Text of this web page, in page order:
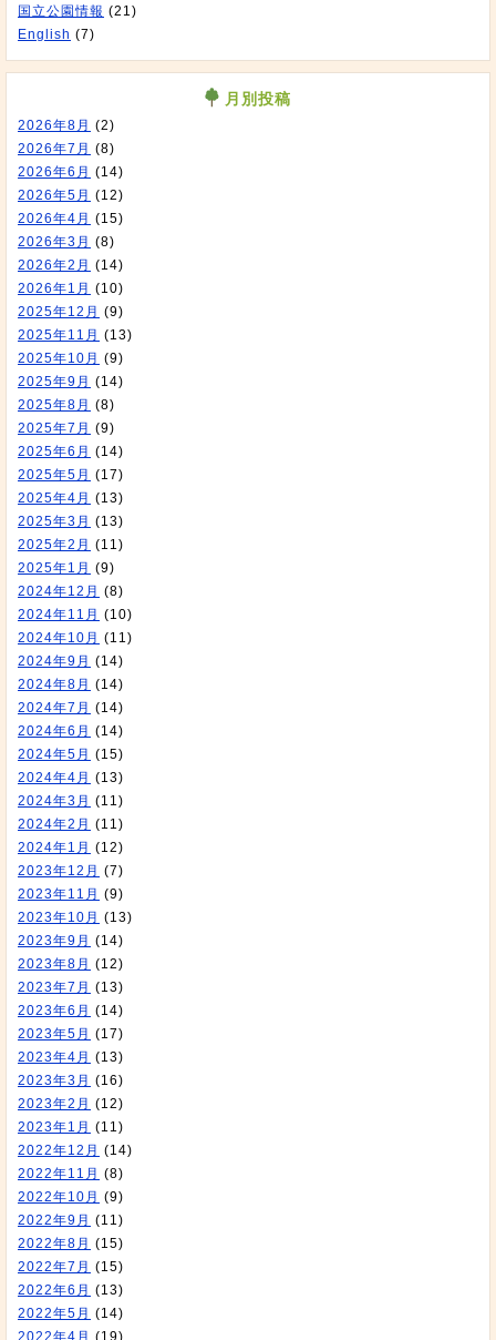
国立公園情報 (21)
English (7)
月別投稿
2026年8月 (2)
2026年7月 (8)
2026年6月 (14)
2026年5月 (12)
2026年4月 (15)
2026年3月 (8)
2026年2月 (14)
2026年1月 (10)
2025年12月 (9)
2025年11月 (13)
2025年10月 (9)
2025年9月 (14)
2025年8月 (8)
2025年7月 (9)
2025年6月 (14)
2025年5月 (17)
2025年4月 (13)
2025年3月 (13)
2025年2月 (11)
2025年1月 (9)
2024年12月 (8)
2024年11月 (10)
2024年10月 (11)
2024年9月 (14)
2024年8月 (14)
2024年7月 (14)
2024年6月 (14)
2024年5月 (15)
2024年4月 (13)
2024年3月 (11)
2024年2月 (11)
2024年1月 (12)
2023年12月 (7)
2023年11月 (9)
2023年10月 (13)
2023年9月 (14)
2023年8月 (12)
2023年7月 (13)
2023年6月 (14)
2023年5月 (17)
2023年4月 (13)
2023年3月 (16)
2023年2月 (12)
2023年1月 (11)
2022年12月 (14)
2022年11月 (8)
2022年10月 (9)
2022年9月 (11)
2022年8月 (15)
2022年7月 (15)
2022年6月 (13)
2022年5月 (14)
2022年4月 (19)